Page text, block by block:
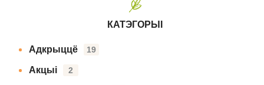
КАТЭГОРЫІ
Адкрыццё 19
Акцыі 2